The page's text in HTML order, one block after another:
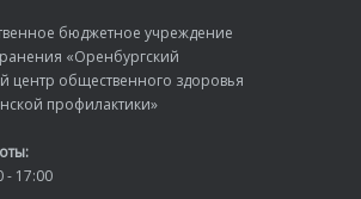
бюджетное учреждение
«Оренбургский
центр общественного здоровья
профилактики»
- 17:00